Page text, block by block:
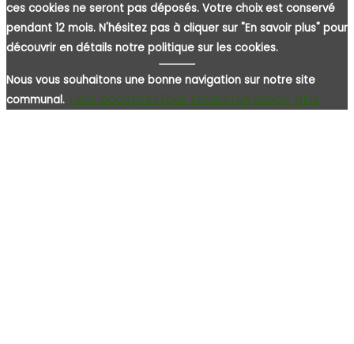
ces cookies ne seront pas déposés. Votre choix est conservé
pendant 12 mois. N'hésitez pas à cliquer sur "En savoir plus" pour
découvrir en détails notre politique sur les cookies.
Nous vous souhaitons une bonne navigation sur notre site
communal. Tout accepterTout refuserEn savoir plus